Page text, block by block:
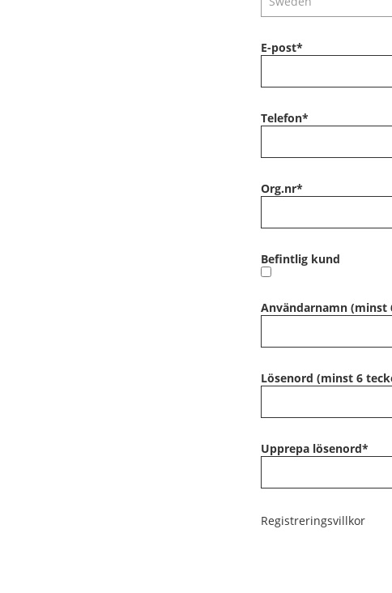
E-post*
Telefon*
Org.nr*
Befintlig kund
Användarnamn (minst
Lösenord (minst 6
Upprepa lösenord*
Registreringsvillkor